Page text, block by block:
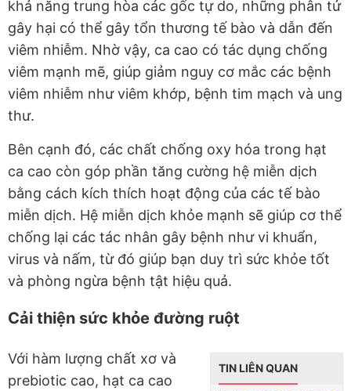
khả năng trung hòa các gốc tự do, những phân tử
gây hại có thể gây tổn thương tế bào và dẫn đến
viêm nhiễm. Nhờ vậy, ca cao có tác dụng chống
viêm mạnh mẽ, giúp giảm nguy cơ mắc các bệnh
viêm nhiễm như viêm khớp, bệnh tim mạch và ung
thư.
Bên cạnh đó, các chất chống oxy hóa trong hạt
ca cao còn góp phần tăng cường hệ miễn dịch
bằng cách kích thích hoạt động của các tế bào
miễn dịch. Hệ miễn dịch khỏe mạnh sẽ giúp cơ thể
chống lại các tác nhân gây bệnh như vi khuẩn,
virus và nấm, từ đó giúp bạn duy trì sức khỏe tốt
và phòng ngừa bệnh tật hiệu quả.
Cải thiện sức khỏe đường ruột
TIN LIÊN QUAN
Với hàm lượng chất xơ và
prebiotic cao, hạt ca cao